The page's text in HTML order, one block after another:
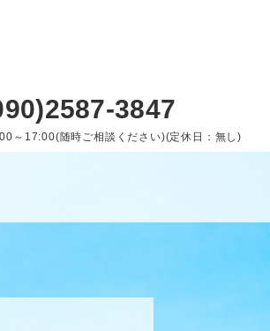
3847
～17:00(随時ご相談ください)(定休日：無し)